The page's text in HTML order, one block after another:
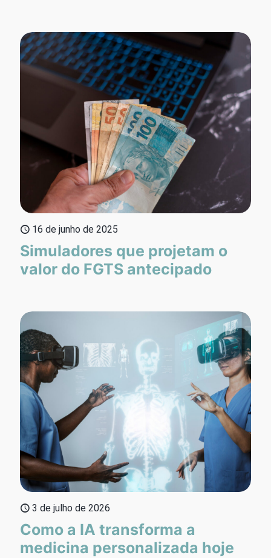
16 de junho de 2025
Simuladores que projetam o
valor do FGTS antecipado
3 de julho de 2026
Como a IA transforma a
medicina personalizada hoje